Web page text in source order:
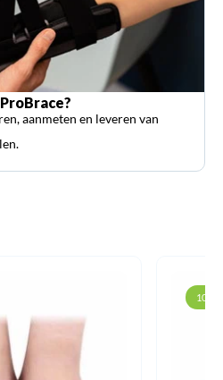
aanmeten en leveren van
10%